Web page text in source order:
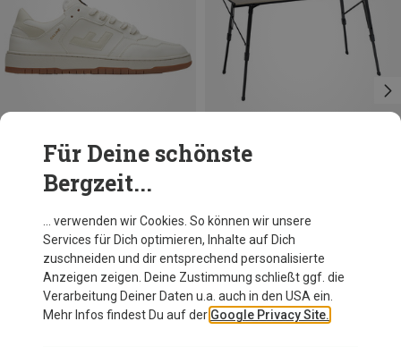
Du sparst 30%
Für Deine schönste
Bergzeit...
… verwenden wir Cookies. So können wir unsere
Services für Dich optimieren, Inhalte auf Dich
zuschneiden und dir entsprechend personalisierte
Anzeigen zeigen. Deine Zustimmung schließt ggf. die
Verarbeitung Deiner Daten u.a. auch in den USA ein.
Mehr Infos findest Du auf der Google Privacy Site.